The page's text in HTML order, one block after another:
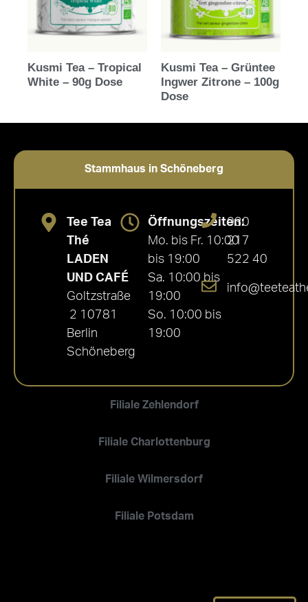
Kusmi Tea – Tropical
White – 90g Dose
Kusmi Tea – Grüntee
Ingwer Zitrone – 100g
Dose
Stammhaus in Schöneberg
Filiale Zehlendorf
Filiale Charlottenburg
Filiale Wilmersdorf
Filiale Potsdam
Tee Tea
Thé
LADEN
UND CAFÉ
Goltzstraße
2 10781
Berlin
Schöneberg
Öffnungszeiten:
Mo. bis Fr. 10:00
bis 19:00
Sa. 10:00 bis
19:00
So. 10:00 bis
19:00
030
217
522 40